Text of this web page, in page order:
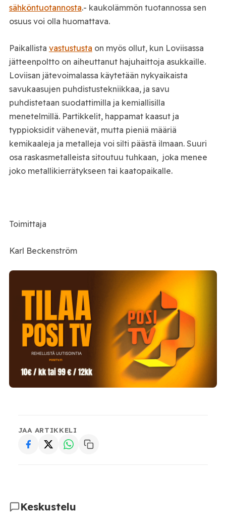
sähköntuotannosta.- kaukolämmön tuotannossa sen
osuus voi olla huomattava.
Paikallista vastustusta on myös ollut, kun Loviisassa
jätteenpoltto on aiheuttanut hajuhaittoja asukkaille.
Loviisan jätevoimalassa käytetään nykyaikaista
savukaasujen puhdistustekniikkaa, ja savu
puhdistetaan suodattimilla ja kemiallisilla
menetelmillä. Partikkelit, happamat kaasut ja
typpioksidit vähenevät, mutta pieniä määriä
kemikaaleja ja metalleja voi silti päästä ilmaan. Suuri
osa raskasmetalleista sitoutuu tuhkaan, joka menee
joko metallikierrätykseen tai kaatopaikalle.
Toimittaja
Karl Beckenström
JAA ARTIKKELI
Keskustelu